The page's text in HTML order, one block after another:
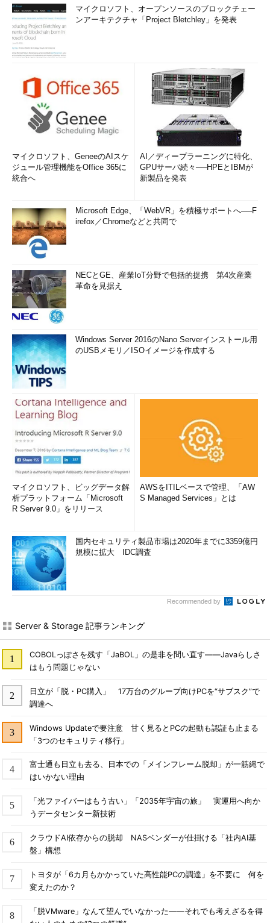
マイクロソフト、オープンソースのブロックチェー
ンアーキテクチャ「Project Bletchley」を発表
マイクロソフト、GeneeのAIスケ
ジュール管理機能をOffice 365に
統合へ
AI／ディープラーニングに特化、
GPUサーバ続々──HPEとIBMが
新製品を発表
Microsoft Edge、「WebVR」を積極サポートへ──F
irefox／Chromeなどと共同で
NECとGE、産業IoT分野で包括的提携 第4次産業
革命を見据え
Windows Server 2016のNano Serverインストール用
のUSBメモリ／ISOイメージを作成する
マイクロソフト、ビッグデータ解
析プラットフォーム「Microsoft
R Server 9.0」をリリース
AWSをITILベースで管理、「AW
S Managed Services」とは
国内セキュリティ製品市場は2020年までに3359億円
規模に拡大 IDC調査
Recommended by
Server & Storage 記事ランキング
COBOLっぽさを残す「JaBOL」の是非を問い直す――Javaらしさ
はもう問題じゃない
日立が「脱・PC購入」 17万台のグループ向けPCを“サブスク”で
調達へ
Windows Updateで要注意 甘く見るとPCの起動も認証も止まる
「3つのセキュリティ移行」
富士通も日立も去る、日本での「メインフレーム脱却」が一筋縄で
はいかない理由
「光ファイバーはもう古い」「2035年宇宙の旅」 実運用へ向か
うデータセンター新技術
クラウドAI依存からの脱却 NASベンダーが仕掛ける「社内AI基
盤」構想
トヨタが「6カ月もかかっていた高性能PCの調達」を不要に 何を
変えたのか？
「脱VMware」なんて望んでいなかった――それでも考えざるを得